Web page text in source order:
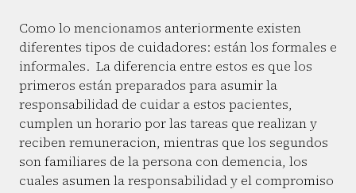
Como lo mencionamos anteriormente existen
diferentes tipos de cuidadores: están los formales e
informales. La diferencia entre estos es que los
primeros están preparados para asumir la
responsabilidad de cuidar a estos pacientes,
cumplen un horario por las tareas que realizan y
reciben remuneracion, mientras que los segundos
son familiares de la persona con demencia, los
cuales asumen la responsabilidad y el compromiso